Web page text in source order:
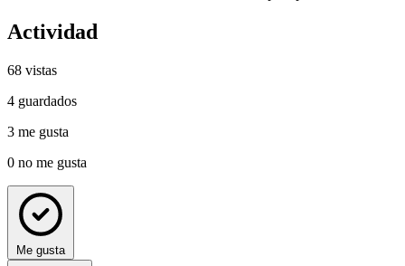
Actividad
68 vistas
4 guardados
3 me gusta
0 no me gusta
Me gusta